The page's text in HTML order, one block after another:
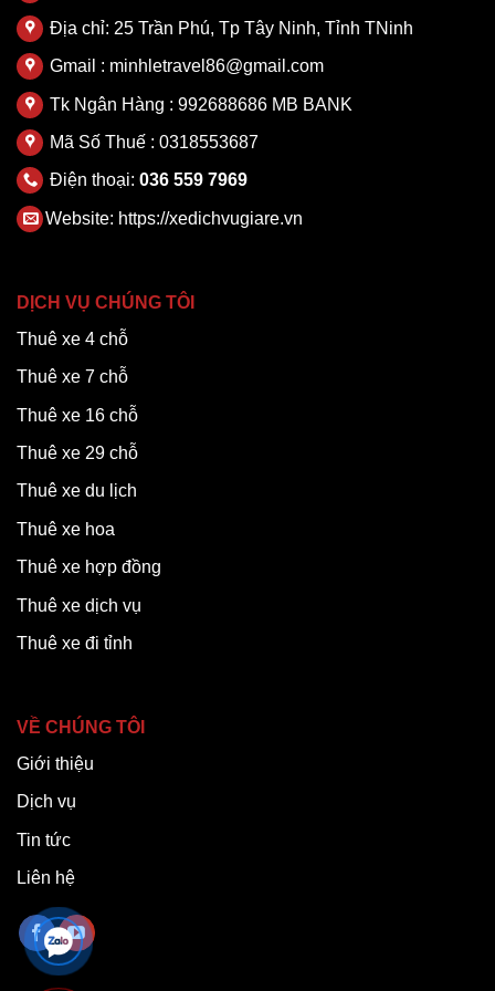
Địa chỉ: 25 Trần Phú, Tp Tây Ninh, Tỉnh TNinh
Gmail : minhletravel86@gmail.com
Tk Ngân Hàng : 992688686 MB BANK
Mã Số Thuế : 0318553687
Điện thoại: 036 559 7969
Website: https://xedichvugiare.vn
DỊCH VỤ CHÚNG TÔI
Thuê xe 4 chỗ
Thuê xe 7 chỗ
Thuê xe 16 chỗ
Thuê xe 29 chỗ
Thuê xe du lịch
Thuê xe hoa
Thuê xe hợp đồng
Thuê xe dịch vụ
Thuê xe đi tỉnh
VỀ CHÚNG TÔI
Giới thiệu
Dịch vụ
Tin tức
Liên hệ